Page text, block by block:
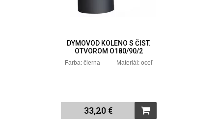
DYMOVOD KOLENO S ČIST.
OTVOROM O180/90/2
Farba: čierna Materiál: oceľ
33,20 €